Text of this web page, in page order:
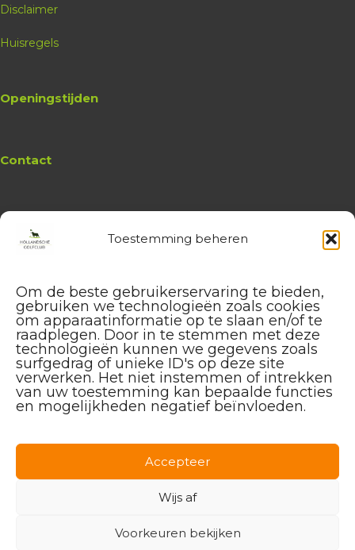
Toestemming beheren
Om de beste gebruikerservaring te bieden,
gebruiken we technologieën zoals cookies
om apparaatinformatie op te slaan en/of te
raadplegen. Door in te stemmen met deze
technologieën kunnen we gegevens zoals
surfgedrag of unieke ID's op deze site
verwerken. Het niet instemmen of intrekken
van uw toestemming kan bepaalde functies
en mogelijkheden negatief beïnvloeden.
Accepteer
Wijs af
Voorkeuren bekijken
Disclaimer
Huisregels
Openingstijden
Contact
WebsiteHollandsche Golfclub
administratie
service@hollandschegolfclub.nl
Vragen aan deGolfschool
over Golfstart, Themalessen, etc.
golfstart@hollandschegolfclub.nl
Vragen aanSales & Events
handicap@hollandschegolfclub.nl